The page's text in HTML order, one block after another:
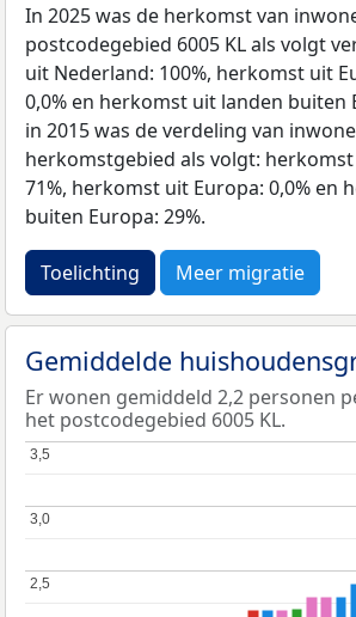
In 2025 was de herkomst van
postcodegebied 6005 KL als volgt
uit Nederland: 100%, herkomst uit
0,0% en herkomst uit landen buiten
in 2015 was de verdeling van
herkomstgebied als volgt:
71%, herkomst uit Europa: 0,0% en
buiten Europa: 29%.
Toelichting Meer migratie
Gemiddelde
Er wonen gemiddeld 2,2 personen
het postcodegebied 6005 KL.
2,5
2,5
3,0
3,0
3,5
3,5